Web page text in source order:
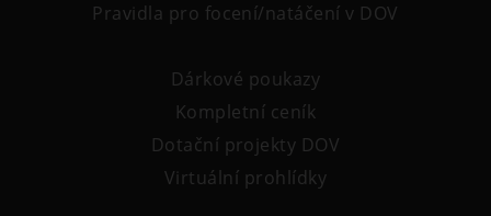
Pravidla pro focení/natáčení v DOV
Dárkové poukazy
Kompletní ceník
Dotační projekty DOV
Virtuální prohlídky